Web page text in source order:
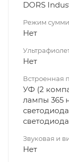
DORS
Режим
Нет
Нет
Встроенная
УФ (2
лампы 365
Звуковая и
Нет